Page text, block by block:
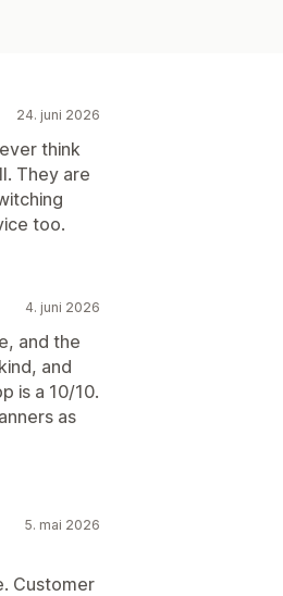
24. juni 2026
think
They are
too.
4. juni 2026
and the
and
is a 10/10.
as
5. mai 2026
Customer